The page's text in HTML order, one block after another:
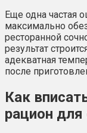
Еще одна частая
максимально
ресторанной
результат
адекватная
после
Как
рацион для